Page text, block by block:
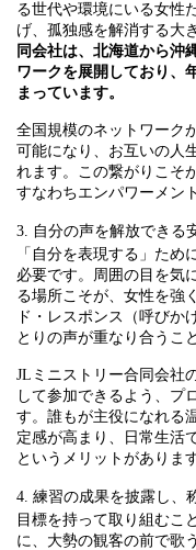
る世代や環境にいる女性
げ、孤独感を解消する大
同会社は、北海道から沖
ワークを展開しており、
まっています。
全国規模のネットワーク
可能になり、お互いの人
れます。この繋がりこそ
すなわちエンパワーメン
3. 自分の声を解放できる
「自分を表現する」た
必要です。周囲の目を気
る場所こそが、女性を強
ド・レスポンス（呼びか
とりの声が重なり合うこ
JLミニストリー合同会社
して参加できるよう、プ
す。誰もが主役になれる
定感が高まり、日常生活
というメリットがあります
4. 練習の成果を披露し、
目標を持って取り組むこ
に、大勢の観客の前で歌